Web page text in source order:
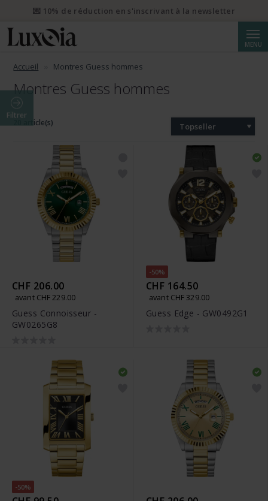
MENU
Accueil Montres Guess hommes
Montres Guess hommes
Filtrer
20 article(s) Topseller
CHF 206.00
avant CHF 229.00
Guess Connoisseur -
GW0265G8
-50%
CHF 164.50
avant CHF 329.00
Guess Edge - GW0492G1
-50%
💌 10% de réduction en s'inscrivant à la newsletter